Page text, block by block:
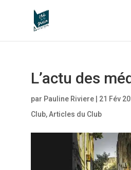
L’actu des
par Pauline Riviere| 21 Fév
Club,Articles du Club